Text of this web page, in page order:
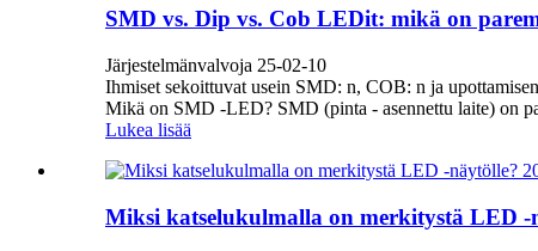
SMD vs. Dip vs. Cob LEDit: mikä on
Järjestelmänvalvoja 25-02-10
Ihmiset sekoittuvat usein SMD: n, COB: n ja
Mikä on SMD -LED? SMD (pinta - asennettu laite) on
Lukea lisää
Miksi katselukulmalla on merkitystä LED -